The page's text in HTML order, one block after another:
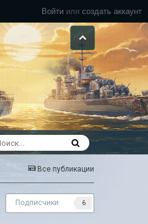
Войти или создать аккаунт
Все публикации
Подписчики 6